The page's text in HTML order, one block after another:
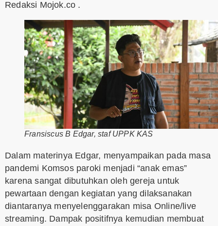
Redaksi Mojok.co .
Fransiscus B Edgar, staf UPPK KAS
Dalam materinya Edgar, menyampaikan pada masa
pandemi Komsos paroki menjadi “anak emas”
karena sangat dibutuhkan oleh gereja untuk
pewartaan dengan kegiatan yang dilaksanakan
diantaranya menyelenggarakan misa Online/live
streaming. Dampak positifnya kemudian membuat